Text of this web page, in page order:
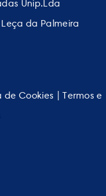
Unip.Lda
da Palmeira
de Cookies |Termos e